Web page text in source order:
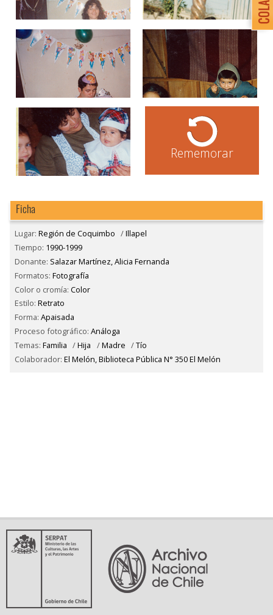
Rememorar
Ficha
Lugar: Región de Coquimbo /Illapel
Tiempo: 1990-1999
Donante: Salazar Martínez, Alicia Fernanda
Formatos: Fotografía
Color o cromía: Color
Estilo: Retrato
Forma: Apaisada
Proceso fotográfico: Análoga
Temas: Familia /Hija /Madre /Tío
Colaborador: El Melón, Biblioteca Pública N° 350 El Melón